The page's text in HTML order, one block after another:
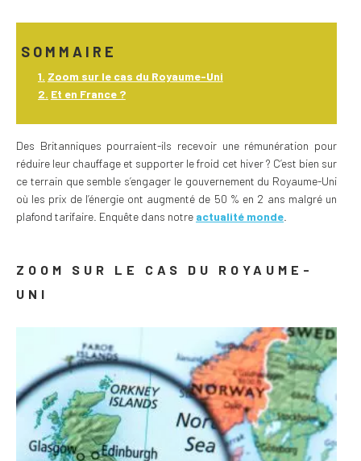
SOMMAIRE
Zoom sur le cas du Royaume-Uni
Et en France ?
Des Britanniques pourraient-ils recevoir une rémunération pour
réduire leur chauffage et supporter le froid cet hiver ? C’est bien sur
ce terrain que semble s’engager le gouvernement du Royaume-Uni
où les prix de l’énergie ont augmenté de 50 % en 2 ans malgré un
plafond tarifaire. Enquête dans notre actualité monde
ZOOM SUR LE CAS DU ROYAUME-
UNI